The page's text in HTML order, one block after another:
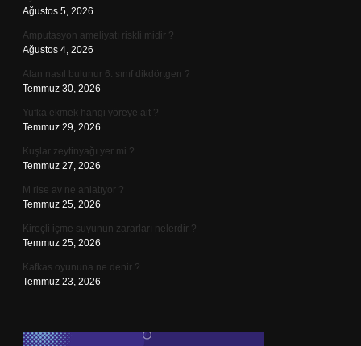
Ağustos 5, 2026
Amputasyon ameliyatı riskli midir ?
Ağustos 4, 2026
Alan nasıl bulunur 6. sınıf dikdörtgen ?
Temmuz 30, 2026
Yufka ekmek hangi yöreye ait ?
Temmuz 29, 2026
Kuşlar zeytinyağı yer mi ?
Temmuz 27, 2026
M rise av ne anlatıyor ?
Temmuz 25, 2026
Kireçli içme suyunun zararları nelerdir ?
Temmuz 25, 2026
Kafkas oyununa ne denir ?
Temmuz 23, 2026